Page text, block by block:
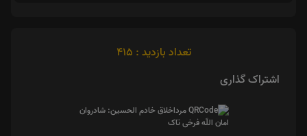
تعداد بازدید : 415
اشتراک گذاری